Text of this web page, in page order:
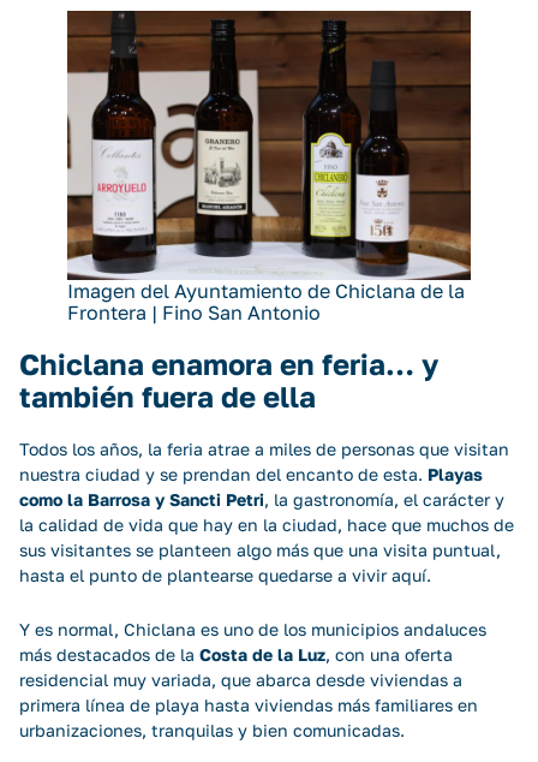
Imagen del Ayuntamiento de Chiclana de la
Frontera | Fino San Antonio
Chiclana enamora en feria… y
también fuera de ella
Todos los años, la feria atrae a miles de personas que visitan
nuestra ciudad y se prendan del encanto de esta. Playas
como la Barrosa y Sancti Petri, la gastronomía, el carácter y
la calidad de vida que hay en la ciudad, hace que muchos de
sus visitantes se planteen algo más que una visita puntual,
hasta el punto de plantearse quedarse a vivir aquí.
Y es normal, Chiclana es uno de los municipios andaluces
más destacados de la Costa de la Luz, con una oferta
residencial muy variada, que abarca desde viviendas a
primera línea de playa hasta viviendas más familiares en
urbanizaciones, tranquilas y bien comunicadas.